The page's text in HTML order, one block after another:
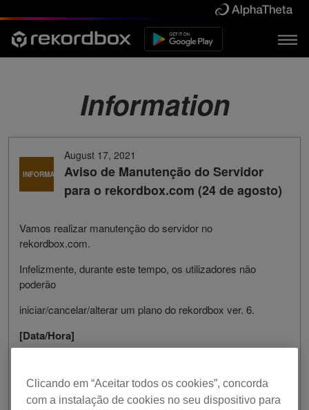
Information
INFORMAÇÕES
August 17, 2021
Aviso de Manutenção do Servidor
para o rekordbox.com (24 de agosto)
Vamos realizar manutenção do servidor no
rekordbox.com.
Infelizmente, durante este tempo, os utilizadores não
poderão
iniciar/cancelar/alterar um plano do rekordbox ver. 6.
[Data/Hora]
Pedimos desculpa por eventuais inconvenientes
resultantes desta situação.
Clicando em “Aceitar todos os cookies”, concorda
com a instalação de cookies no seu dispositivo para